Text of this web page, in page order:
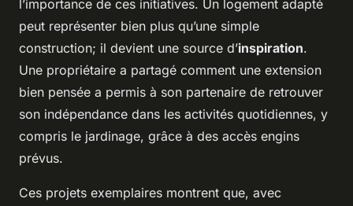
l’importance de ces initiatives. Un logement adapté
peut représenter bien plus qu’une simple
construction; il devient une source d’inspiration.
Une propriétaire a partagé comment une extension
bien pensée a permis à son partenaire de retrouver
son indépendance dans les activités quotidiennes, y
compris le jardinage, grâce à des accès engins
prévus.
Ces projets exemplaires montrent que, avec